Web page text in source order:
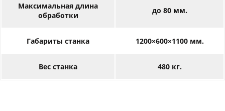
Максимальная длина
обработки
до 80 мм.
Габариты станка 1200×600×1100 мм.
Вес станка 480 кг.